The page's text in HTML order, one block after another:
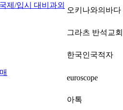
제/입시 대비과외
오키나와의바다
그라츠 반석교회
한국인국적자
euroscope
아톡